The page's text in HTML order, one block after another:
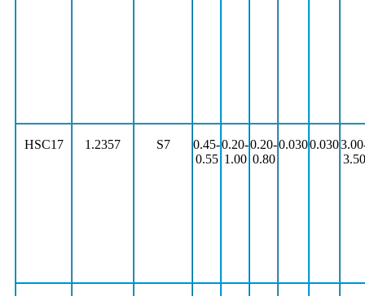
HSC17 1.2357 S7
0.45-
0.55
0.20-
1.00
0.20-
0.80
0.0300.030
3.50